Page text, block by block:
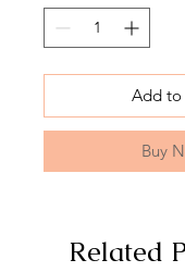
Add to
Buy
Related